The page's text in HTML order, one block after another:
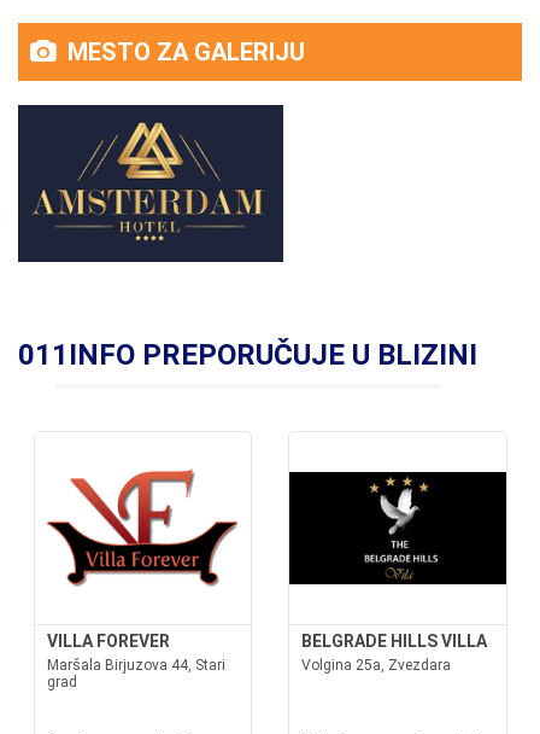
MESTO ZA GALERIJU
011INFO PREPORUČUJE U BLIZINI
VILLA FOREVER
Maršala Birjuzova 44, Stari
grad
BELGRADE HILLS VILLA
Volgina 25a, Zvezdara